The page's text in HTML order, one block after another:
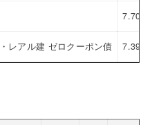
7.704
レアル建 ゼロクーポン債 7.392